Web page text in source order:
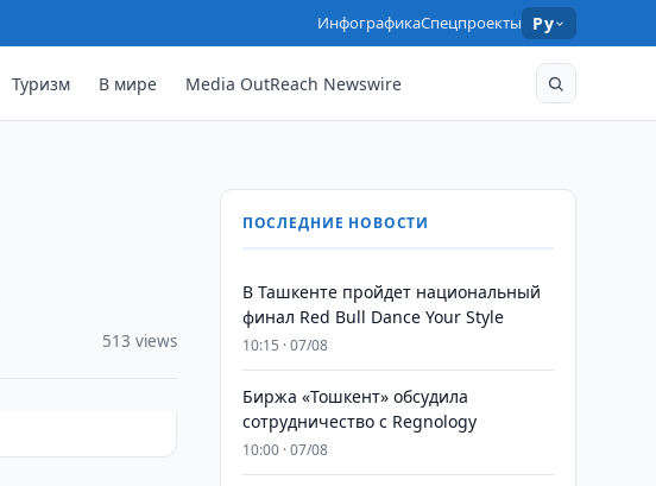
ИнфографикаСпецпроекты Ру
Туризм В мире Media OutReach Newswire
513 views
ПОСЛЕДНИЕ НОВОСТИ
В Ташкенте пройдет национальный
финал Red Bull Dance Your Style
10:15 · 07/08
Биржа «Тошкент» обсудила
сотрудничество с Regnology
10:00 · 07/08